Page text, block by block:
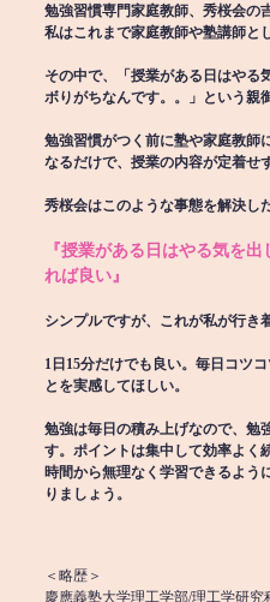
勉強習慣専門家庭教師、秀桜会の
私はこれまで家庭教師や塾講師と
その中で、「授業がある日はやる
ボりがちなんです。。」という親
勉強習慣がつく前に塾や家庭教師
なるだけで、授業の内容が定着せ
秀桜会はこのような事態を解決し
『授業がある日はやる気を
れば良い』
シンプルですが、これが私が行き
1日15分だけでも良い。毎日コツ
とを実感してほしい。
勉強は毎日の積み上げなので、勉
す。ポイントは集中して効率よく
時間から無理なく学習できるよう
りましょう。
＜略歴＞
慶應義塾大学理工学部/理工学研究